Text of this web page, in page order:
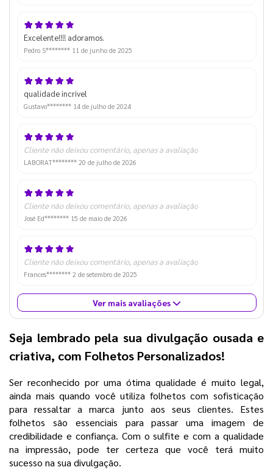
Excelente!!!! adoramos.
Pedro S******** 11 de junho de 2025
qualidade incrivel
Gustavo******** 14 de julho de 2024
Cliente não deixou comentário, apenas a avaliação
LABORAT******** 20 de julho de 2026
Cliente não deixou comentário, apenas a avaliação
José Ed******** 15 de maio de 2026
Cliente não deixou comentário, apenas a avaliação
Frances******** 2 de setembro de 2025
Ver mais avaliações
Seja lembrado pela sua divulgação ousada e
criativa, com Folhetos Personalizados!
Ser reconhecido por uma ótima qualidade é muito legal,
ainda mais quando você utiliza folhetos com sofisticação
para ressaltar a marca junto aos seus clientes. Estes
folhetos são essenciais para passar uma imagem de
credibilidade e confiança. Com o sulfite e com a qualidade
na impressão, pode ter certeza que você terá muito
sucesso na sua divulgação.